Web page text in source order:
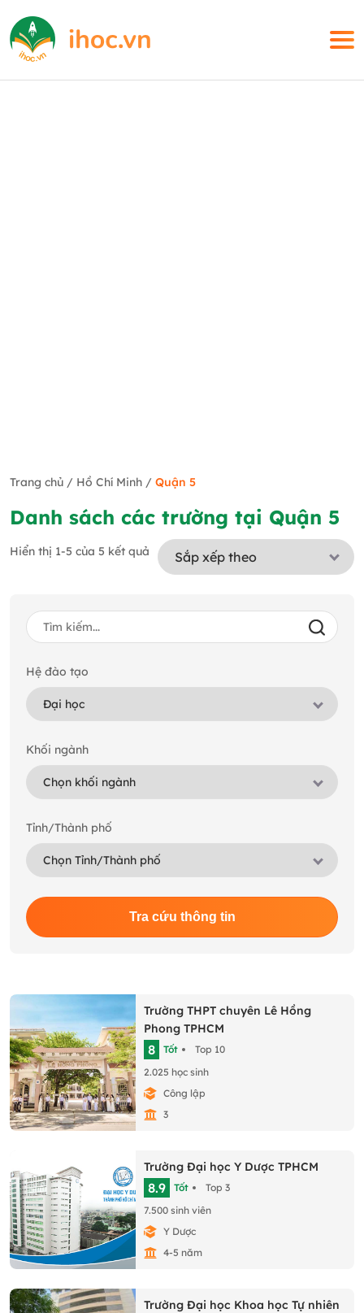
Trang chủ / Hồ Chí Minh / Quận 5
Danh sách các trường tại Quận 5
Hiển thị 1-5 của 5 kết quả
Hệ đào tạo
Khối ngành
Tỉnh/Thành phố
Tra cứu thông tin
Trường THPT chuyên Lê Hồng
Phong TPHCM
8 Tốt
Top 10
2.025 học sinh
Công lập
3
Trường Đại học Y Dược TPHCM
8.9 Tốt
Top 3
7.500 sinh viên
Y Dược
4-5 năm
Trường Đại học Khoa học Tự nhiên